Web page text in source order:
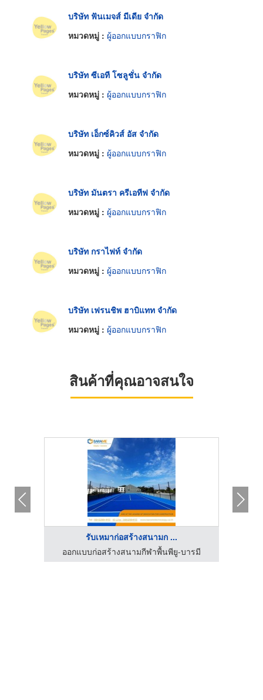
บริษัท ฟันเมจส์ มีเดีย จำกัด
หมวดหมู่ : ผู้ออกแบบกราฟิก
บริษัท ซีเอที โซลูชั่น จำกัด
หมวดหมู่ : ผู้ออกแบบกราฟิก
บริษัท เอ็กซ์คิวส์ อัส จำกัด
หมวดหมู่ : ผู้ออกแบบกราฟิก
บริษัท มันตรา ครีเอทีฟ จำกัด
หมวดหมู่ : ผู้ออกแบบกราฟิก
บริษัท กราไฟท์ จำกัด
หมวดหมู่ : ผู้ออกแบบกราฟิก
บริษัท เฟรนชิพ ฮาบิแทท จำกัด
หมวดหมู่ : ผู้ออกแบบกราฟิก
สินค้าที่คุณอาจสนใจ
รับเหมาก่อสร้างสนามก ...
ออกแบบก่อสร้างสนามกีฬาพื้นพียู-บารมี